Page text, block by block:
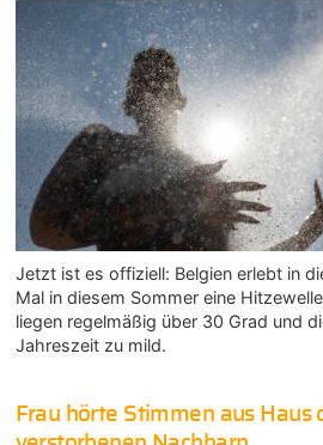
Jetzt ist es offiziell: Belgien erlebt in
Mal in diesem Sommer eine
liegen regelmäßig über 30 Grad und
Jahreszeit zu mild.
Frau hörte Stimmen aus Haus